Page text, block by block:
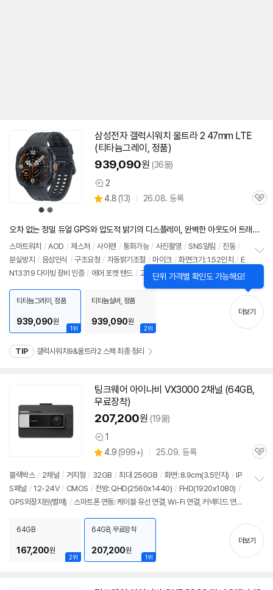
상
품
상
상
품
상
삼성전자 갤럭시워치 울트라 2 47mm LTE
(티타늄그레이, 정품)
939,090원 (36몰)
상
품
2
별
4.8 (상
리
13) 26.08. 등록
관
오차 없는 정밀 듀얼 GPS와 압도적 밝기의 디스플레이, 완벽한 아웃도어 트래킹의 완성
스마트워치 / AOD / 제스처 / 사이렌 / 통화가능 / 사진촬영 / SNS알림 / 진동 /
분실방지 / 음성인식 / 구조요청 / 자동밝기조절 / 마이크 / 화면크기: 1.52인치 / E
N13319 다이빙 장비 인증 / 에어 포켓 밴드 / 고속 충전 기능 / 손목올려말하기
정
펼
기
1위
티타늄그레이, 정품
939,090원
2위
티타늄실버, 정품
939,090원
더보기
TIP 갤럭시워치9&울트라2 스팩 최종 정리
팅크웨어 아이나비 VX3000 2채널 (64GB,
무료장착)
207,200원 (19몰)
상
품
견
1
별
점
4.9 (상
리
뷰
999+) 25.09. 등록
관
블랙박스 / 2채널 / 거치형 / 32GB / 최대 256GB / 화면: 8.9cm(3.5인치) / IP
S패널 / 12-24V / CMOS / 전방: QHD(2560x1440) / FHD(1920x1080) /
GPS외장지원(별매) / 스마트폰 연동: 케이블 유선 연결, Wi-Fi 연결, 커넥티드 연
기
2위
64GB
167,200원
1위
64GB, 무료장착
207,200원
더보기